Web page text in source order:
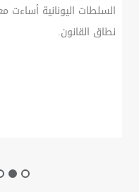
السلطات اليونانية أساءت
نطاق القانون.